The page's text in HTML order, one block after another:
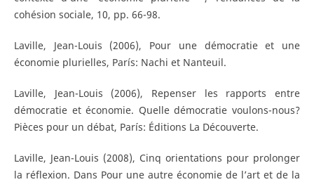
cohésion sociale, 10, pp. 66-98.
Laville, Jean-Louis (2006), Pour une démocratie et une
économie plurielles, París: Nachi et Nanteuil.
Laville, Jean-Louis (2006), Repenser les rapports entre
démocratie et économie. Quelle démocratie voulons-nous?
Pièces pour un débat, París: Éditions La Découverte.
Laville, Jean-Louis (2008), Cinq orientations pour prolonger
la réflexion. Dans Pour une autre économie de l’art et de la